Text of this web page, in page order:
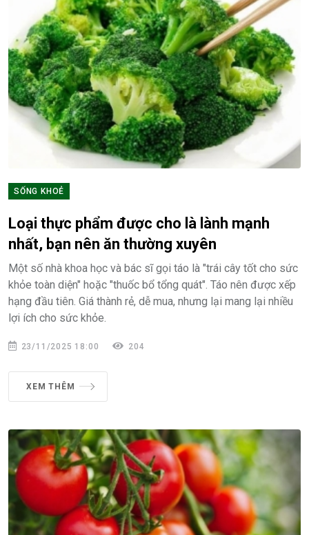
SỐNG KHOẺ
Loại thực phẩm được cho là lành mạnh
nhất, bạn nên ăn thường xuyên
Một số nhà khoa học và bác sĩ gọi táo là "trái cây tốt cho sức
khỏe toàn diện" hoặc "thuốc bổ tổng quát". Táo nên được xếp
hạng đầu tiên. Giá thành rẻ, dễ mua, nhưng lại mang lại nhiều
lợi ích cho sức khỏe.
23/11/2025 18:00 204
XEM THÊM